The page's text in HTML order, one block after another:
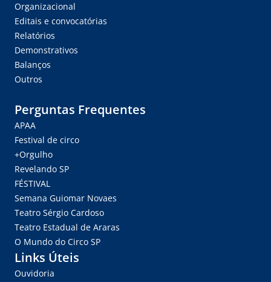
Organizacional
Editais e convocatórias
Relatórios
Demonstrativos
Balanços
Outros
Perguntas Frequentes
APAA
Festival de circo
+Orgulho
Revelando SP
FÉSTIVAL
Semana Guiomar Novaes
Teatro Sérgio Cardoso
Teatro Estadual de Araras
O Mundo do Circo SP
Links Úteis
Ouvidoria